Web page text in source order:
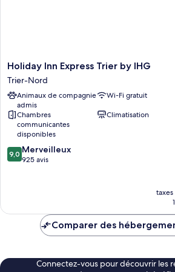
Holiday
Inn
Express
Trier
by
IHG
Trier-
Holiday Inn Express Trier by IHG
Trier-Nord
Animaux de compagnie
admis
Wi-Fi gratuit
Chambres
communicantes
disponibles
Climatisation
9.0
sur
9,0 Merveilleux
925 avis
Comparer des
Connectez-vous pour découvrir les